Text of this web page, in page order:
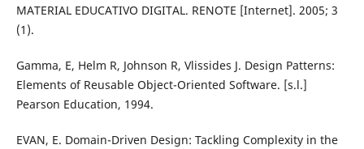
MATERIAL EDUCATIVO DIGITAL. RENOTE [Internet]. 2005; 3
(1).
Gamma, E, Helm R, Johnson R, Vlissides J. Design Patterns:
Elements of Reusable Object-Oriented Software. [s.l.]
Pearson Education, 1994.
EVAN, E. Domain-Driven Design: Tackling Complexity in the